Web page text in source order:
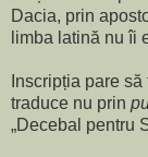
Dacia, prin
limba latină nu îi
Inscripția pare
traduce nu prin
„Decebal pentru